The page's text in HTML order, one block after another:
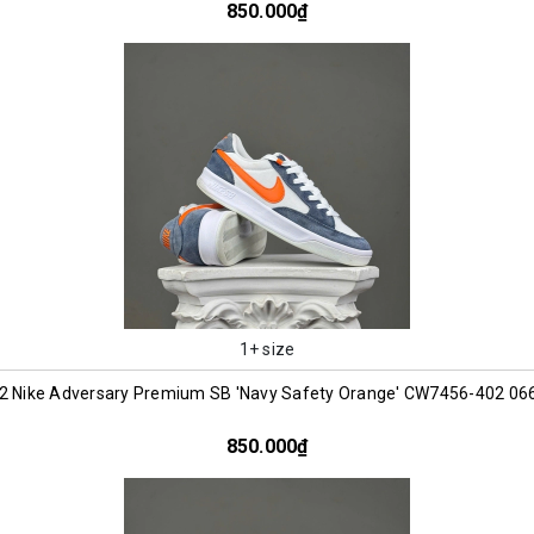
850.000₫
1+ size
Nike Adversary Premium SB 'Navy Safety Orange' CW7456-402
850.000₫